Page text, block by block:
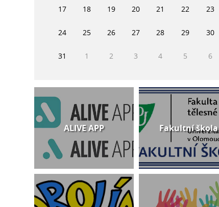
17 18 19 20 21 22 23
24 25 26 27 28 29 30
31 1 2 3 4 5 6
ALIVE APP Fakultní škola